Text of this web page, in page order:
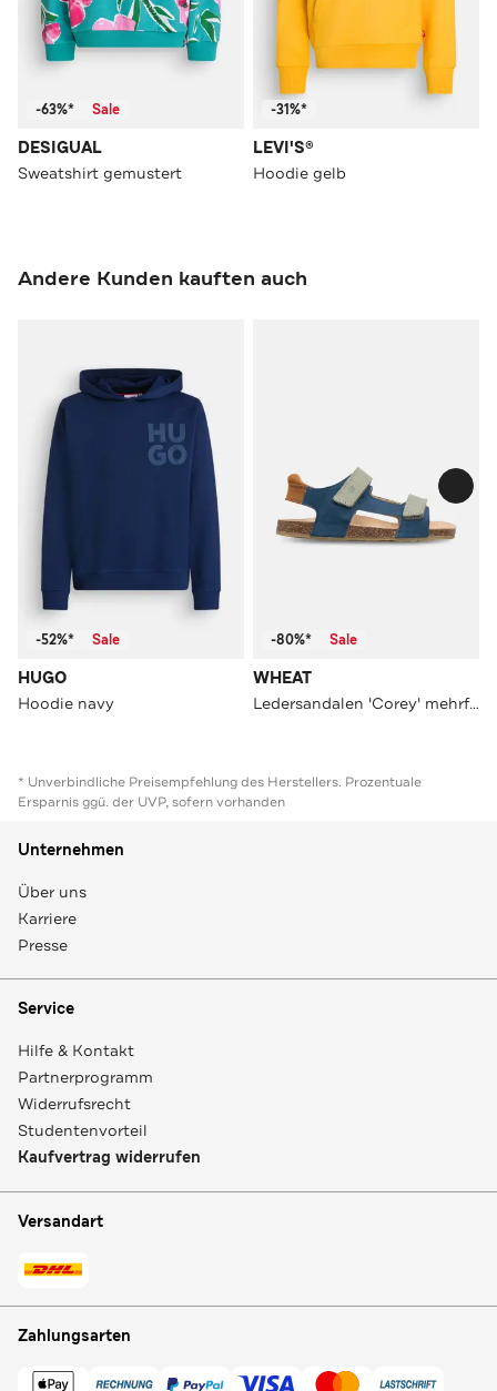
-63%* Sale
DESIGUAL
Sweatshirt gemustert
-31%*
LEVI'S®
Hoodie gelb
Andere Kunden kauften auch
-52%* Sale
HUGO
Hoodie navy
-80%* Sale
WHEAT
Ledersandalen 'Corey' mehrfarbig
* Unverbindliche Preisempfehlung des Herstellers. Prozentuale
Ersparnis ggü. der UVP, sofern vorhanden
Unternehmen
Über uns
Karriere
Presse
Service
Hilfe & Kontakt
Partnerprogramm
Widerrufsrecht
Studentenvorteil
Kaufvertrag widerrufen
Versandart
Zahlungsarten